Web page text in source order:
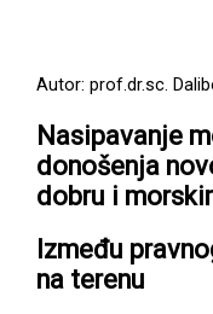
Autor: prof.dr.sc.
Nasipavanje
donošenja
dobru i
Između
na terenu